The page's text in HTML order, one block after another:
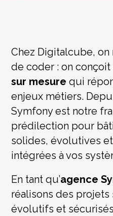
Chez Digitalcube, on
de coder : on
sur mesure qui
enjeux métiers.
Symfony est notre
prédilection pour
solides, évolutives
intégrées à vos
En tant qu’agence
réalisons des projets
évolutifs et